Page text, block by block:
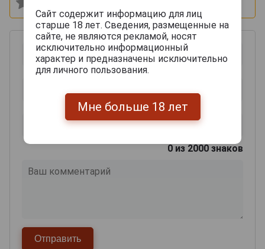
0 из 2000 знаков
Сайт содержит информацию для лиц
старше 18 лет. Сведения, размещенные на
сайте, не являются рекламой, носят
исключительно информационный
характер и предназначены исключительно
для личного пользования.
Мне больше 18 лет